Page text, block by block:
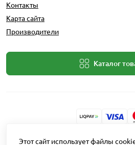
Контакты
Карта сайта
Производители
Каталог
Разработчик: Intent
Этот сайт использует файлы